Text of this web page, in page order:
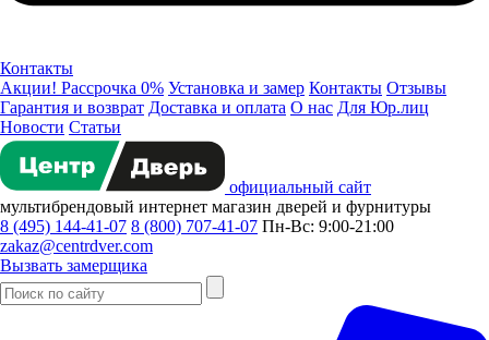
Контакты
Акции! Рассрочка 0% Установка и замер Контакты Отзывы
Гарантия и возврат Доставка и оплата О нас Для Юр.лиц
Новости Статьи
официальный сайт
мультибрендовый интернет магазин дверей и фурнитуры
8 (495) 144-41-07 8 (800) 707-41-07 Пн-Вс: 9:00-21:00
zakaz@centrdver.com
Вызвать замерщика